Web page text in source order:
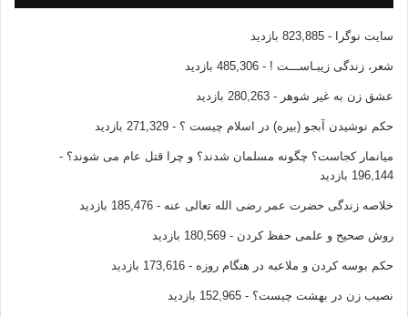
سایت نوگرا - 823,885 بازدید
شعر، زندگی زیبـاســـت ! - 485,306 بازدید
عشق زن به غیر شوهر - 280,263 بازدید
حکم نوشیدن آبجو (بیره) در اسلام چیست ؟ - 271,329 بازدید
میانمار کجاست؟ چگونه مسلمان شدند؟ و چرا قتل عام می شوند؟ -
196,144 بازدید
خلاصه زندگی حضرت عمر رضی الله تعالی عنه - 185,476 بازدید
روش صحیح و علمی حفظ کردن - 180,569 بازدید
حکم بوسه کردن و ملاعبه در هنگام روزه - 173,616 بازدید
نصیب زن در بهشت چیست؟ - 152,965 بازدید